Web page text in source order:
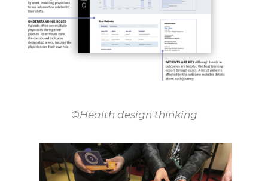
©Health design thinking